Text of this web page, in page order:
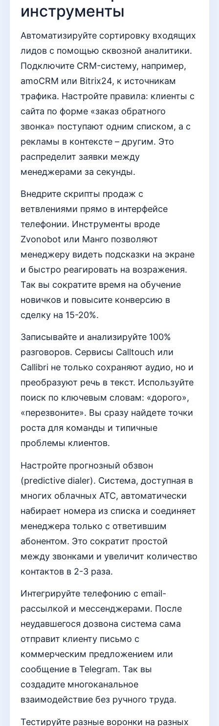
инструменты
Автоматизируйте сортировку входящих
лидов с помощью сквозной аналитики.
Подключите CRM-систему, например,
amoCRM или Bitrix24, к источникам
трафика. Настройте правила: клиенты с
сайта по форме «заказ обратного
звонка» поступают одним списком, а с
рекламы в контексте – другим. Это
распределит заявки между
менеджерами за секунды.
Внедрите скрипты продаж с
ветвлениями прямо в интерфейсе
телефонии. Инструменты вроде
Zvonobot или Манго позволяют
менеджеру видеть подсказки на экране
и быстро реагировать на возражения.
Так вы сократите время на обучение
новичков и повысите конверсию в
сделку на 15-20%.
Записывайте и анализируйте 100%
разговоров. Сервисы Calltouch или
Callibri не только сохраняют аудио, но и
преобразуют речь в текст. Используйте
поиск по ключевым словам: «дорого»,
«перезвоните». Вы сразу найдете точки
роста для команды и типичные
проблемы клиентов.
Настройте прогнозный обзвон
(predictive dialer). Система, доступная в
многих облачных АТС, автоматически
набирает номера из списка и соединяет
менеджера только с ответившим
абонентом. Это сократит простой
между звонками и увеличит количество
контактов в 2-3 раза.
Интегрируйте телефонию с email-
рассылкой и мессенджерами. После
неудавшегося дозвона система сама
отправит клиенту письмо с
коммерческим предложением или
сообщение в Telegram. Так вы
создадите многоканальное
взаимодействие без ручного труда.
Тестируйте разные воронки на разных